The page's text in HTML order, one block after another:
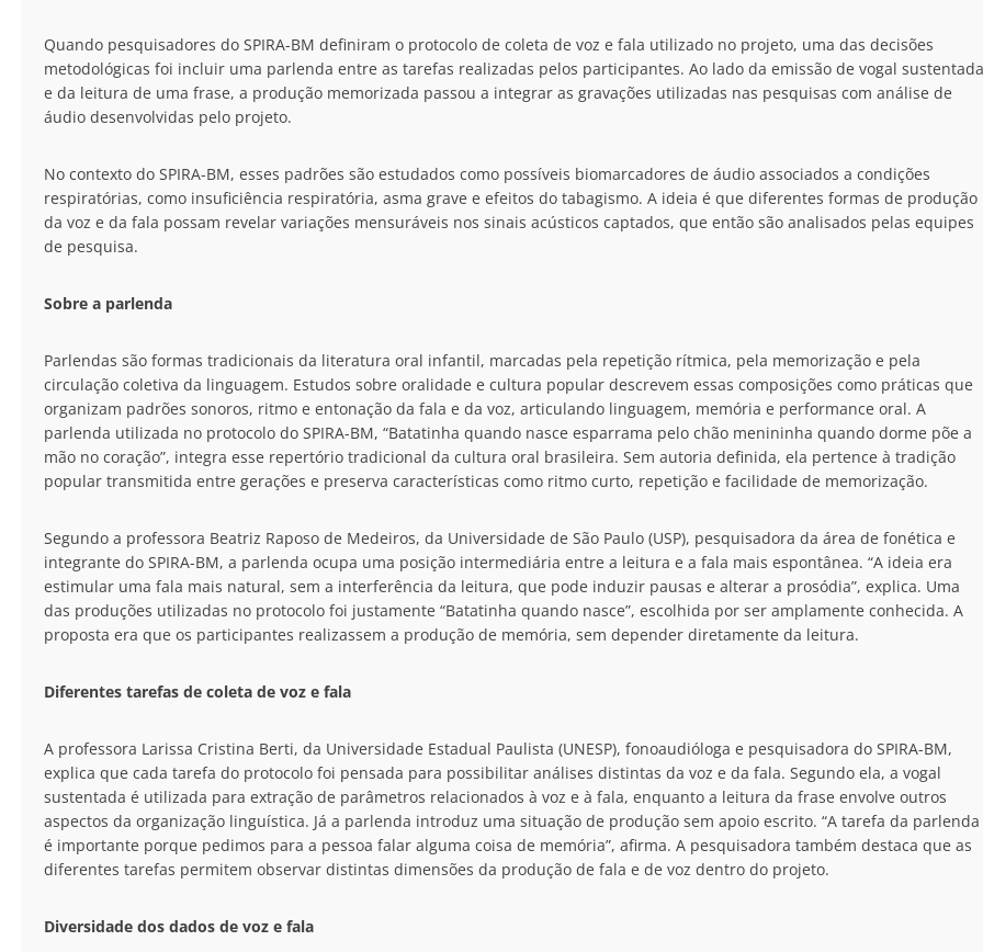
Quando pesquisadores do SPIRA-BM definiram o protocolo de coleta de voz e fala utilizado no projeto, uma das decisões
metodológicas foi incluir uma parlenda entre as tarefas realizadas pelos participantes. Ao lado da emissão de vogal sustentada
e da leitura de uma frase, a produção memorizada passou a integrar as gravações utilizadas nas pesquisas com análise de
áudio desenvolvidas pelo projeto.
No contexto do SPIRA-BM, esses padrões são estudados como possíveis biomarcadores de áudio associados a condições
respiratórias, como insuficiência respiratória, asma grave e efeitos do tabagismo. A ideia é que diferentes formas de produção
da voz e da fala possam revelar variações mensuráveis nos sinais acústicos captados, que então são analisados pelas equipes
de pesquisa.
Sobre a parlenda
Parlendas são formas tradicionais da literatura oral infantil, marcadas pela repetição rítmica, pela memorização e pela
circulação coletiva da linguagem. Estudos sobre oralidade e cultura popular descrevem essas composições como práticas que
organizam padrões sonoros, ritmo e entonação da fala e da voz, articulando linguagem, memória e performance oral. A
parlenda utilizada no protocolo do SPIRA-BM, “Batatinha quando nasce esparrama pelo chão menininha quando dorme põe a
mão no coração”, integra esse repertório tradicional da cultura oral brasileira. Sem autoria definida, ela pertence à tradição
popular transmitida entre gerações e preserva características como ritmo curto, repetição e facilidade de memorização.
Segundo a professora Beatriz Raposo de Medeiros, da Universidade de São Paulo (USP), pesquisadora da área de fonética e
integrante do SPIRA-BM, a parlenda ocupa uma posição intermediária entre a leitura e a fala mais espontânea. “A ideia era
estimular uma fala mais natural, sem a interferência da leitura, que pode induzir pausas e alterar a prosódia”, explica. Uma
das produções utilizadas no protocolo foi justamente “Batatinha quando nasce”, escolhida por ser amplamente conhecida. A
proposta era que os participantes realizassem a produção de memória, sem depender diretamente da leitura.
Diferentes tarefas de coleta de voz e fala
A professora Larissa Cristina Berti, da Universidade Estadual Paulista (UNESP), fonoaudióloga e pesquisadora do SPIRA-BM,
explica que cada tarefa do protocolo foi pensada para possibilitar análises distintas da voz e da fala. Segundo ela, a vogal
sustentada é utilizada para extração de parâmetros relacionados à voz e à fala, enquanto a leitura da frase envolve outros
aspectos da organização linguística. Já a parlenda introduz uma situação de produção sem apoio escrito. “A tarefa da parlenda
é importante porque pedimos para a pessoa falar alguma coisa de memória”, afirma. A pesquisadora também destaca que as
diferentes tarefas permitem observar distintas dimensões da produção de fala e de voz dentro do projeto.
Diversidade dos dados de voz e fala